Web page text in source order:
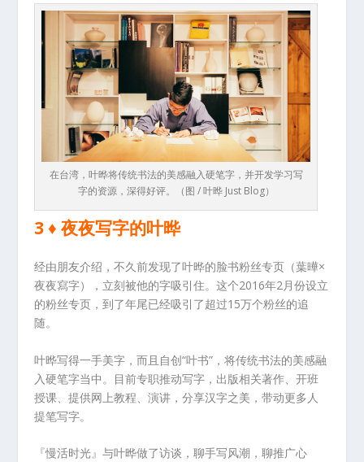
在台湾，叶晔将传统书法的美感融入硬笔字，并开发学习写
字的资源，深得好评。（图 / 叶晔 Just Blog）
3 ♦ 夜夜写字的叶晔
经由朋友介绍，不久前发现了叶晔的脸书粉丝专页（葉曄×
夜夜寫字），立刻被他的字吸引住。这个2016年2月份设立
的粉丝专页，到了年尾已经吸引了超过15万个粉丝的追
随。
叶晔写得一手美字，而且自创“叶书”，将传统书法的美感融
入硬笔字当中。目前专职推动写字，出版相关著作、开班
授课、提供网上教程、演讲，分享汉字之美，带动更多人
提笔写字。
『慢活时光』与叶晔做了访谈，聊手写风潮，聊推广心